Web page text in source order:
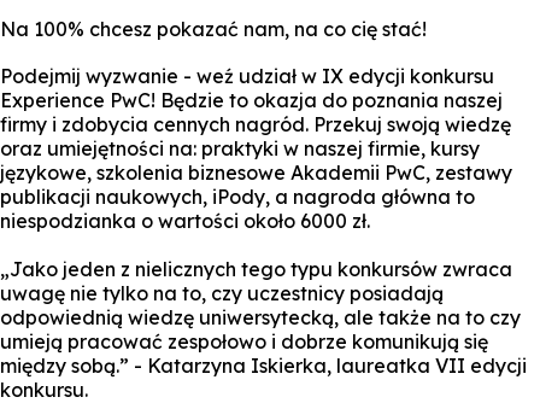
Zapisz się na studia
Na 100% chcesz pokazać nam, na co cię stać!
Podejmij wyzwanie - weź udział w IX edycji konkursu
Experience PwC! Będzie to okazja do poznania naszej
firmy i zdobycia cennych nagród. Przekuj swoją wiedzę
oraz umiejętności na: praktyki w naszej firmie, kursy
językowe, szkolenia biznesowe Akademii PwC, zestawy
publikacji naukowych, iPody, a nagroda główna to
niespodzianka o wartości około 6000 zł.
„Jako jeden z nielicznych tego typu konkursów zwraca
uwagę nie tylko na to, czy uczestnicy posiadają
odpowiednią wiedzę uniwersytecką, ale także na to czy
umieją pracować zespołowo i dobrze komunikują się
między sobą.” - Katarzyna Iskierka, laureatka VII edycji
konkursu.